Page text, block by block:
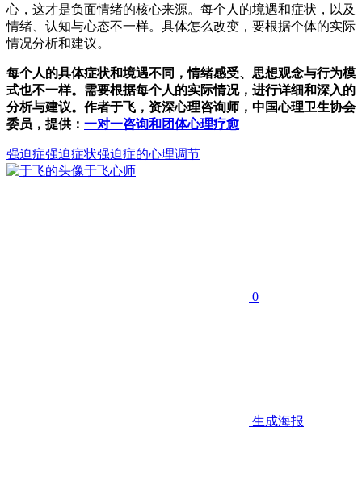
心，这才是负面情绪的核心来源。每个人的境遇和症状，以及
情绪、认知与心态不一样。具体怎么改变，要根据个体的实际
情况分析和建议。
每个人的具体症状和境遇不同，情绪感受、思想观念与行为模
式也不一样。需要根据每个人的实际情况，进行详细和深入的
分析与建议。作者于飞，资深心理咨询师，中国心理卫生协会
委员，提供： 一对一咨询和团体心理疗愈
强迫症强迫症状强迫症的心理调节
于飞心师
0
生成海报